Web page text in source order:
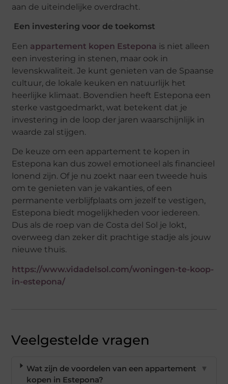
aan de uiteindelijke overdracht.
Een investering voor de toekomst
Een appartement kopen Estepona is niet alleen
een investering in stenen, maar ook in
levenskwaliteit. Je kunt genieten van de Spaanse
cultuur, de lokale keuken en natuurlijk het
heerlijke klimaat. Bovendien heeft Estepona een
sterke vastgoedmarkt, wat betekent dat je
investering in de loop der jaren waarschijnlijk in
waarde zal stijgen.
De keuze om een appartement te kopen in
Estepona kan dus zowel emotioneel als financieel
lonend zijn. Of je nu zoekt naar een tweede huis
om te genieten van je vakanties, of een
permanente verblijfplaats om jezelf te vestigen,
Estepona biedt mogelijkheden voor iedereen.
Dus als de roep van de Costa del Sol je lokt,
overweeg dan zeker dit prachtige stadje als jouw
nieuwe thuis.
https://www.vidadelsol.com/woningen-te-koop-
in-estepona/
Veelgestelde vragen
Wat zijn de voordelen van een appartement
kopen in Estepona?
▼